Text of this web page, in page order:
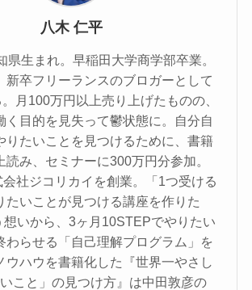
八木 仁平
県生まれ。早稲田大学商学部卒業。
新卒フリーランスのブロガーとして
月100万円以上売り上げたものの、
く目的を見失って鬱状態に。自分自
りたいことを見つけるために、書籍
読み、セミナーに300万円分参加。
社ジコリカイを創業。「1つ受ける
たいことが見つける講座を作りた
想いから、3ヶ月10STEPでやりたい
わらせる「自己理解プログラム」を
ウハウを書籍化した『世界一やさし
こと」の見つけ方』は中田敦彦の